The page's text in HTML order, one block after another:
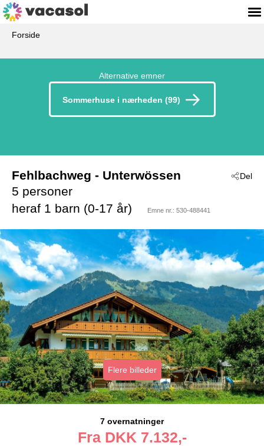
Forside
Alternative emner
Sommerhuse i nærheden (99)
Del
Fehlbachweg - Unterwössen
5 personer
heraf 1 barn (0-17 år)
Emne nr.: 530-488441
Flere billeder
7 overnatninger
Fra DKK 7.132,-